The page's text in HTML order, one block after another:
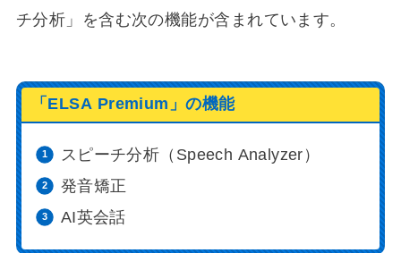
チ分析」を含む次の機能が含まれています。
「ELSA Premium」の機能
スピーチ分析（Speech Analyzer）
発音矯正
AI英会話